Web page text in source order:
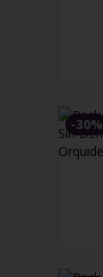
-30%